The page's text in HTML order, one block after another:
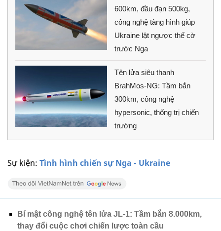
Sự kiện: Tình hình chiến sự Nga - Ukraine
600km, đầu đạn 500kg,
công nghệ tàng hình giúp
Ukraine lật ngược thế cờ
trước Nga
Tên lửa siêu thanh
BrahMos-NG: Tầm bắn
300km, công nghệ
hypersonic, thống trị chiến
trường
Bí mật công nghệ tên lửa JL-1: Tầm bắn 8.000km,
thay đổi cuộc chơi chiến lược toàn cầu